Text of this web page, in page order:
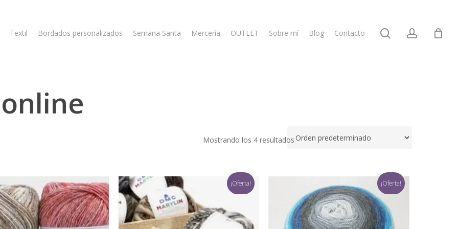
Textil Bordados personalizados Semana Santa Mercería OUTLET Sobre mí Blog Contacto searchaccount
Mostrando los 4 resultados
¡Oferta! ¡Oferta!